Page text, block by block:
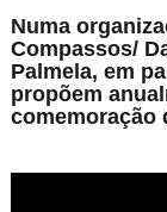
Numa
Compassos/
Palmela, em
propõem
comemoração